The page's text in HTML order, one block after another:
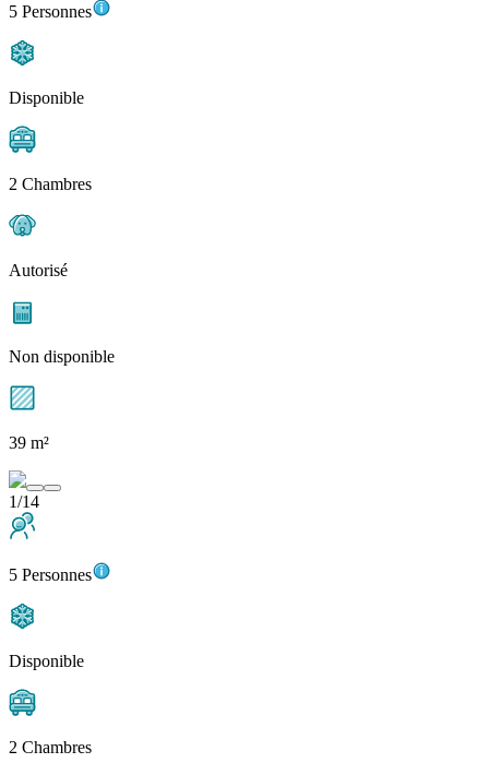
5 Personnes
Disponible
2 Chambres
Autorisé
Non disponible
39 m²
1/14
5 Personnes
Disponible
2 Chambres